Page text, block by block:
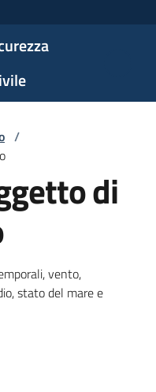
/
di
vento,
stato del mare e